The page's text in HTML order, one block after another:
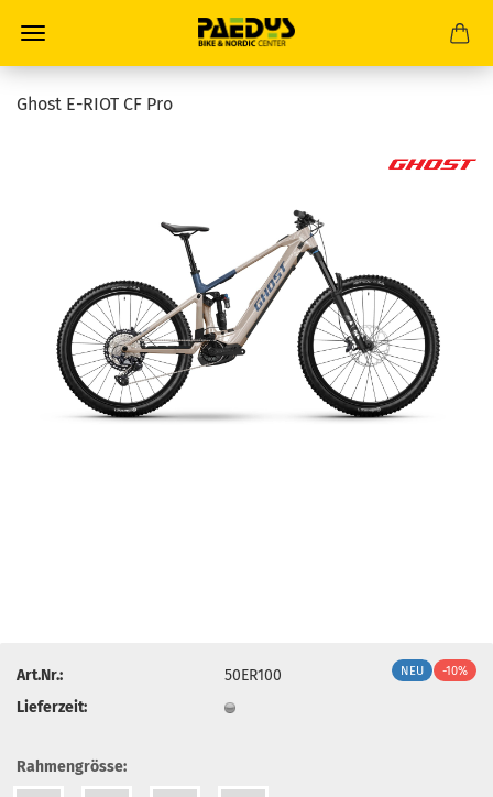
Ghost E-RIOT CF Pro
NEU -10%
Art.Nr.:
50ER100
Lieferzeit:
Rahmengrösse: